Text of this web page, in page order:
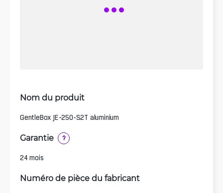
Nom du produit
GentleBox JE-250-S2T aluminium
Garantie ?
24 mois
Numéro de pièce du fabricant